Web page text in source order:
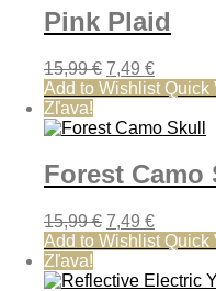
Pink Plaid
15,99€ Pôvodná
cena
15,99 €.
7,49 €Aktuálna
cena
7,49 €.
Add to Wishlist Quick
Zľava!
Forest Camo
15,99€ Pôvodná
cena
15,99 €.
7,49 €Aktuálna
cena
7,49 €.
Add to Wishlist Quick
Zľava!